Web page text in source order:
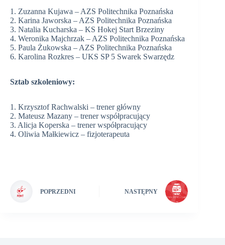
1. Zuzanna Kujawa – AZS Politechnika Poznańska
2. Karina Jaworska – AZS Politechnika Poznańska
3. Natalia Kucharska – KS Hokej Start Brzeziny
4. Weronika Majchrzak – AZS Politechnika Poznańska
5. Paula Żukowska – AZS Politechnika Poznańska
6. Karolina Rozkres – UKS SP 5 Swarek Swarzędz
Sztab szkoleniowy:
1. Krzysztof Rachwalski – trener główny
2. Mateusz Mazany – trener współpracujący
3. Alicja Koperska – trener współpracujący
4. Oliwia Małkiewicz – fizjoterapeuta
POPRZEDNI NASTĘPNY